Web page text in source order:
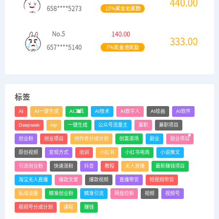
标签
AI AI一键生成 AI工具 AI技术 AI数字人 AI绘画 AI软件
Deepseek mp 一键生成 公众号流量主 兼职 兼职项目
创业粉 创业项目 创作者分成计划 创富道场 副业 副业项目
原创视频 变现方式 培训 小红书 小红书电商 小说推文
引流创业粉 快速涨粉 抖音 教程 无人直播 最新赚钱项目
淘宝无人直播 爆款文案 爆款视频 直播带货 短视频带货
私域流量 精准创业粉 精准引流 网盘拉新 视频 视频号
视频号分成计划 课程 赚钱